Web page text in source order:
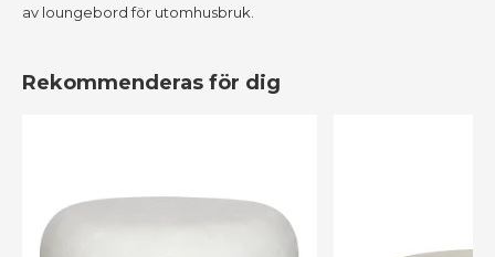
av loungebord för utomhusbruk.
Rekommenderas för dig